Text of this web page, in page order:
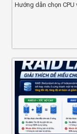
Hướng dẫn chọn CPU